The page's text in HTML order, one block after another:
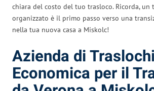
chiara del costo del tuo trasloco. Ricorda, un
organizzato è il primo passo verso una
nella tua nuova casa a Miskolc!
Azienda di Traslochi
Economica per il